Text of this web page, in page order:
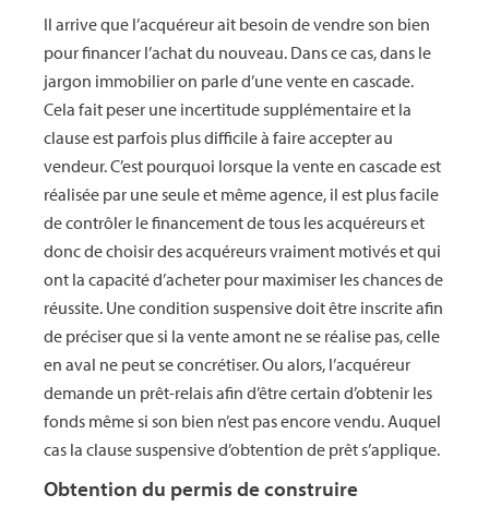
Il arrive que l’acquéreur ait besoin de vendre son bien
pour financer l’achat du nouveau. Dans ce cas, dans le
jargon immobilier on parle d’une vente en cascade.
Cela fait peser une incertitude supplémentaire et la
clause est parfois plus difficile à faire accepter au
vendeur. C’est pourquoi lorsque la vente en cascade est
réalisée par une seule et même agence, il est plus facile
de contrôler le financement de tous les acquéreurs et
donc de choisir des acquéreurs vraiment motivés et qui
ont la capacité d’acheter pour maximiser les chances de
réussite. Une condition suspensive doit être inscrite afin
de préciser que si la vente amont ne se réalise pas, celle
en aval ne peut se concrétiser. Ou alors, l’acquéreur
demande un prêt-relais afin d’être certain d’obtenir les
fonds même si son bien n’est pas encore vendu. Auquel
cas la clause suspensive d’obtention de prêt s’applique.
Obtention du permis de construire